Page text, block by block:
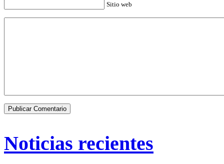
Sitio web
Noticias recientes